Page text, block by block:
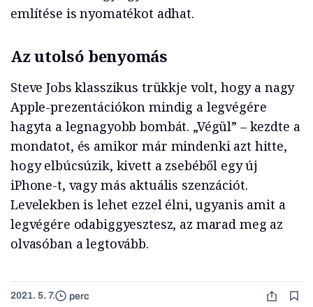
említése is nyomatékot adhat.
Az utolsó benyomás
Steve Jobs klasszikus trükkje volt, hogy a nagy
Apple-prezentációkon mindig a legvégére
hagyta a legnagyobb bombát. „Végül” – kezdte a
mondatot, és amikor már mindenki azt hitte,
hogy elbúcsúzik, kivett a zsebéből egy új
iPhone-t, vagy más aktuális szenzációt.
Levelekben is lehet ezzel élni, ugyanis amit a
legvégére odabiggyesztesz, az marad meg az
olvasóban a legtovább.
2021. 5. 7. perc